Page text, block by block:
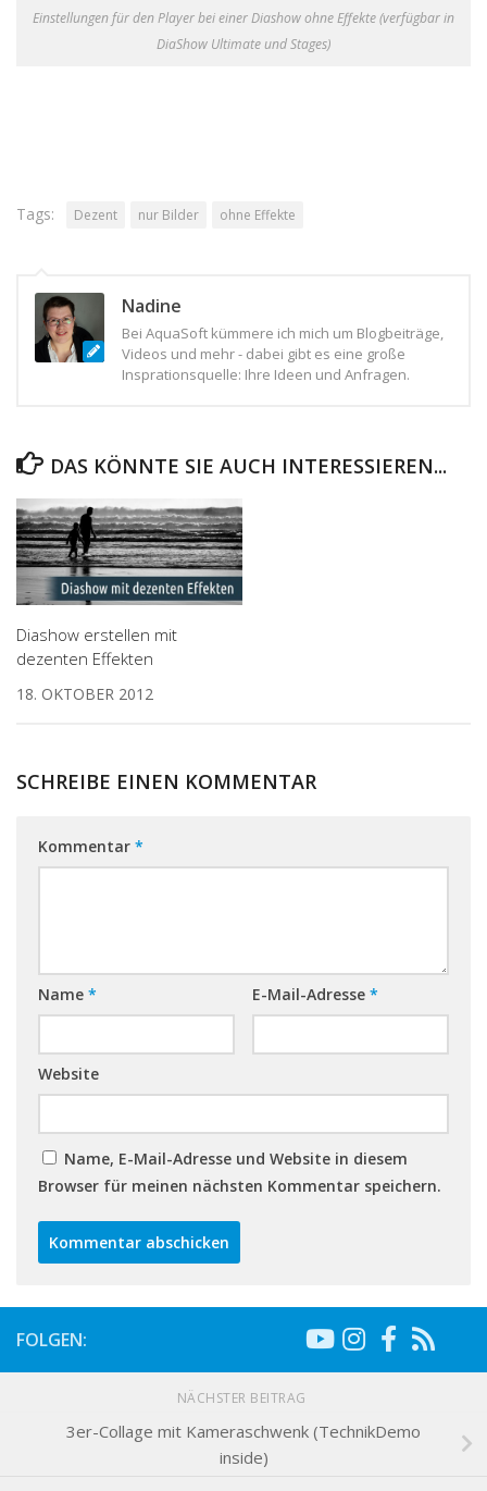
Einstellungen für den Player bei einer Diashow ohne Effekte (verfügbar in
DiaShow Ultimate und Stages)
Tags: Dezent nur Bilder ohne Effekte
Nadine
Bei AquaSoft kümmere ich mich um Blogbeiträge,
Videos und mehr - dabei gibt es eine große
Insprationsquelle: Ihre Ideen und Anfragen.
DAS KÖNNTE SIE AUCH INTERESSIEREN...
Diashow erstellen mit
dezenten Effekten
18. OKTOBER 2012
SCHREIBE EINEN KOMMENTAR
Kommentar *
Name * E-Mail-Adresse *
Website
Name, E-Mail-Adresse und Website in diesem
Browser für meinen nächsten Kommentar speichern.
FOLGEN:
NÄCHSTER BEITRAG
3er-Collage mit Kameraschwenk (TechnikDemo
inside)